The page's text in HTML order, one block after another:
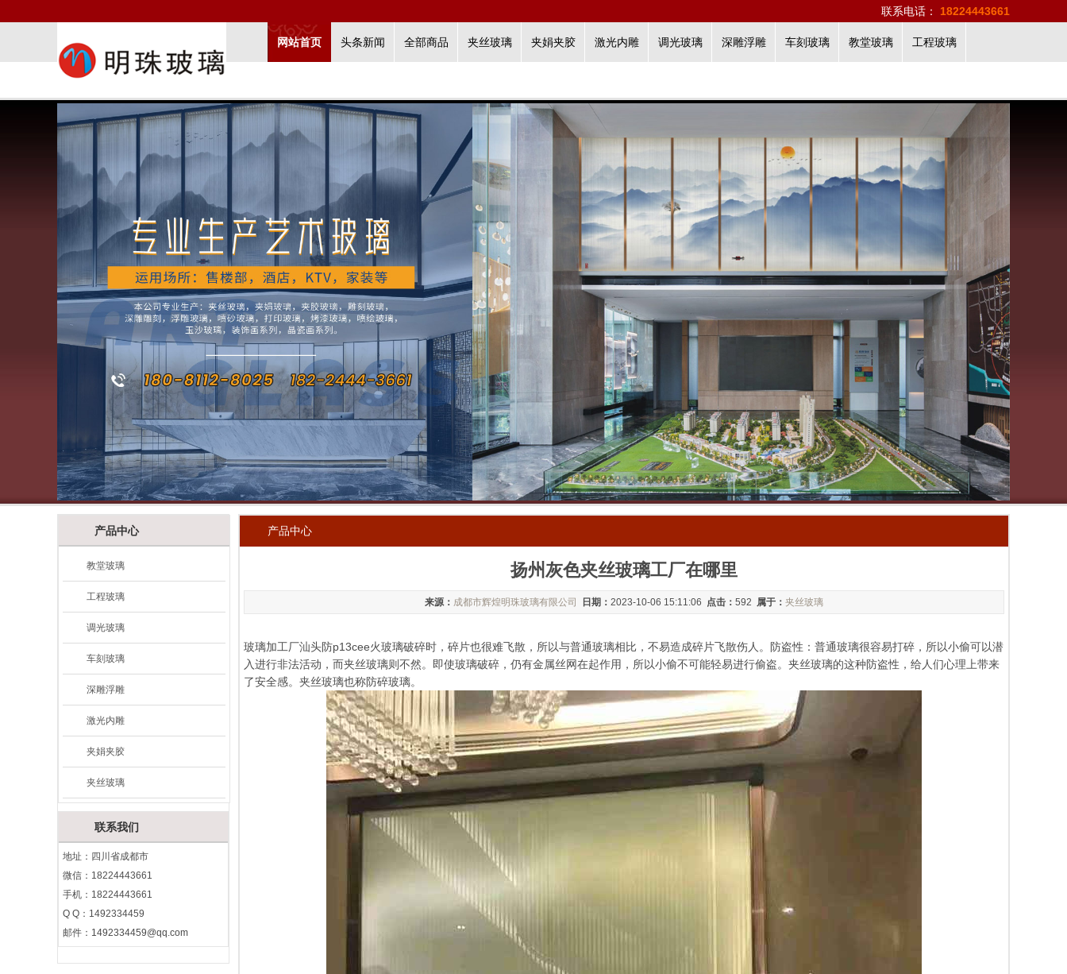
联系电话： 18224443661
网站首页 头条新闻 全部商品 夹丝玻璃 夹娟夹胶 激光内雕 调光玻璃 深雕浮雕 车刻玻璃 教堂玻璃 工程玻璃
产品中心
教堂玻璃
工程玻璃
调光玻璃
车刻玻璃
深雕浮雕
激光内雕
夹娟夹胶
夹丝玻璃
联系我们
地址：四川省成都市
微信：18224443661
手机：18224443661
Q Q：1492334459
邮件： 1492334459@qq.com
产品中心
扬州灰色夹丝玻璃工厂在哪里
来源： 成都市辉煌明珠玻璃有限公司 日期： 2023-10-06 15:11:06 点击： 592 属于： 夹丝玻璃
玻璃加工厂汕头防p13cee火玻璃破碎时，碎片也很难飞散，所以与普通玻璃相比，不易造成碎片飞散伤人。防盗性：普通玻璃很容易打碎，所以小偷可以潜
入进行非法活动，而夹丝玻璃则不然。即使玻璃破碎，仍有金属丝网在起作用，所以小偷不可能轻易进行偷盗。夹丝玻璃的这种防盗性，给人们心理上带来
了安全感。夹丝玻璃也称防碎玻璃。